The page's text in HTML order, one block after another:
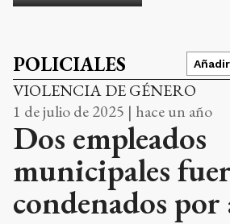
POLICIALES
VIOLENCIA DE GÉNERO
1 de julio de 2025 | hace un año
Dos empleados
municipales
condenados por